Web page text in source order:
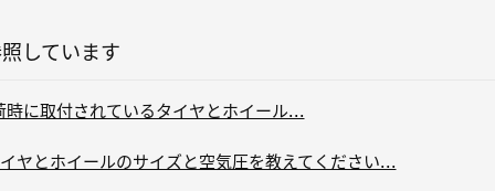
しています
に取付されているタイヤとホイール...
ヤとホイールのサイズと空気圧を教えてください...